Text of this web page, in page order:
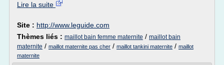
Lire la suite
Site : http://www.leguide.com
Thèmes liés : maillot bain femme maternite / maillot bain
maternite / maillot maternite pas cher / maillot tankini maternite / maillot
maternite